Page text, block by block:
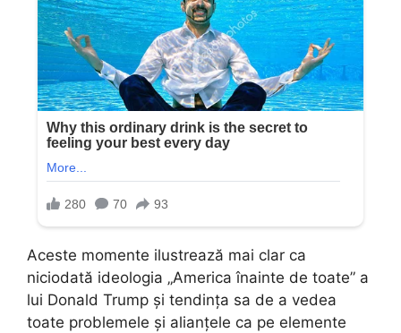
Aceste momente ilustrează mai clar ca
niciodată ideologia „America înainte de toate” a
lui Donald Trump și tendința sa de a vedea
toate problemele și alianțele ca pe elemente